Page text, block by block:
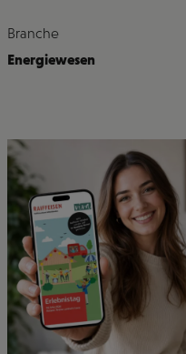
Branche
Energiewesen